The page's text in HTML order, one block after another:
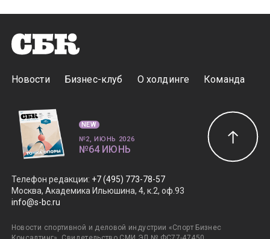
Новости Бизнес-клуб О холдинге Команда
Телефон редакции: +7 (495) 773-78-57
Москва, Академика Ильюшина, 4, к.2, оф.93
info@s-bc.ru
Новости спортивной и деловой индустрии «Спорт Бизнес
NEW
№2, ИЮНЬ 2026
№64 ИЮНЬ